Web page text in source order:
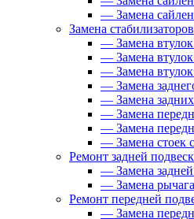
— Замена
Замена стабилизаторов
— Замена
— Замена
— Замена
— Замена
— Замена
— Замена
— Замена
— Замена стоек
Ремонт задней
— Замена
— Замена
Ремонт передней
— Замена